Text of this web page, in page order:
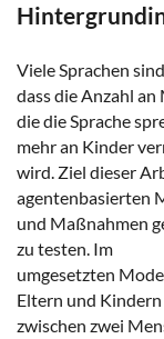
Viele Sprachen
dass die Anzahl an
die die Sprache
mehr an Kinder
wird. Ziel dieser
agentenbasierten
und Maßnahmen
zu testen. Im
umgesetzten
Eltern und
zwischen zwei